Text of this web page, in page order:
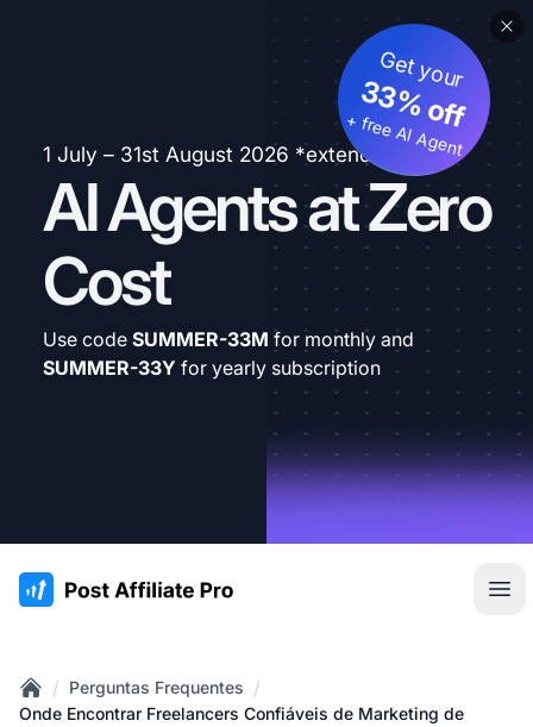
1 July – 31st August 2026 *extended
AI Agents at Zero
Cost
Get your
33% off
+ free AI Agent
Use code SUMMER-33M for monthly and
SUMMER-33Y for yearly subscription
:site.title
Home
/ Perguntas Frequentes /
Onde Encontrar Freelancers Confiáveis de Marketing de